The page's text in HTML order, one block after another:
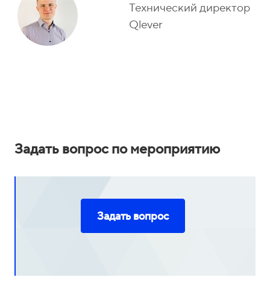
Технический директор
Qlever
Задать вопрос по мероприятию
Задать вопрос